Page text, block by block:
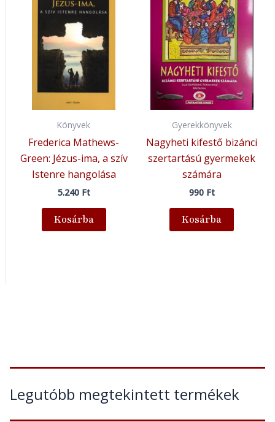
Legutóbb megtekintett termékek
Könyvek
Frederica Mathews-
Green: Jézus-ima, a szív
Istenre hangolása
5.240 Ft
Kosárba
Gyerekkönyvek
Nagyheti kifestő bizánci
szertartású gyermekek
számára
990 Ft
Kosárba